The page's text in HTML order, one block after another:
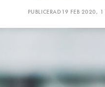
PUBLICERAD 19 FEB 2020,